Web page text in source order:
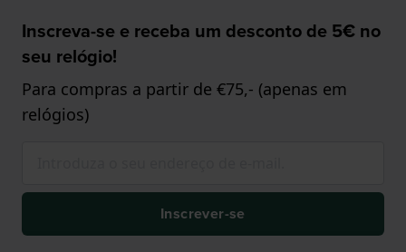
Inscreva-se e receba um desconto de 5€ no
seu relógio!
Para compras a partir de €75,- (apenas em
relógios)
Inscrever-se